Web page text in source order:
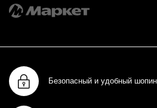
Безопасный и удобный